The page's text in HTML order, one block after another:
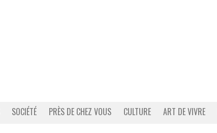
SOCIÉTÉ PRÈS DE CHEZ VOUS CULTURE ART DE VIVRE